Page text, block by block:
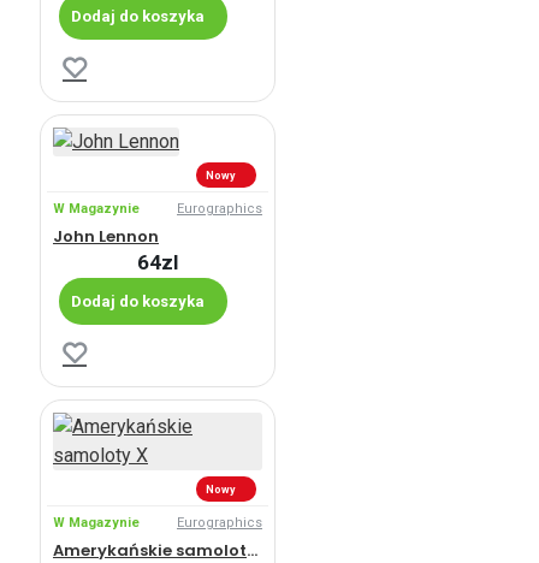
Dodaj do koszyka
Nowy
W Magazynie Eurographics
John Lennon
64zl
Dodaj do koszyka
Nowy
W Magazynie Eurographics
Amerykańskie samoloty X